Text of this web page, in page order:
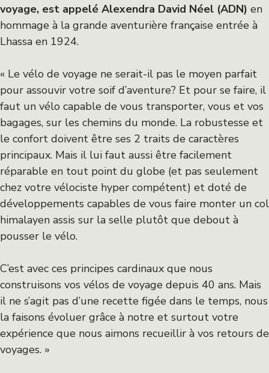
voyage, est appelé Alexendra David Néel (ADN) en
hommage à la grande aventurière française entrée à
Lhassa en 1924.
« Le vélo de voyage ne serait-il pas le moyen parfait
pour assouvir votre soif d’aventure? Et pour se faire, il
faut un vélo capable de vous transporter, vous et vos
bagages, sur les chemins du monde. La robustesse et
le confort doivent être ses 2 traits de caractères
principaux. Mais il lui faut aussi être facilement
réparable en tout point du globe (et pas seulement
chez votre vélociste hyper compétent) et doté de
développements capables de vous faire monter un col
himalayen assis sur la selle plutôt que debout à
pousser le vélo.
C’est avec ces principes cardinaux que nous
construisons vos vélos de voyage depuis 40 ans. Mais
il ne s’agit pas d’une recette figée dans le temps, nous
la faisons évoluer grâce à notre et surtout votre
expérience que nous aimons recueillir à vos retours de
voyages. »